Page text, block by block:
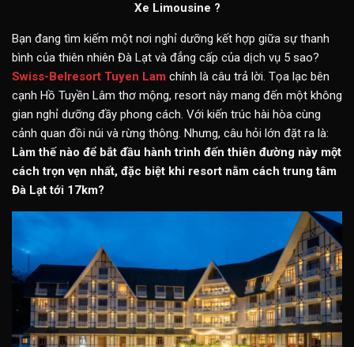
Xe Limousine ?
Bạn đang tìm kiếm một nơi nghỉ dưỡng kết hợp giữa sự thanh
bình của thiên nhiên Đà Lạt và đẳng cấp của dịch vụ 5 sao?
Swiss-Belresort Tuyen Lam chính là câu trả lời. Tọa lạc bên
cạnh Hồ Tuyền Lâm thơ mộng, resort này mang đến một không
gian nghỉ dưỡng đầy phong cách. Với kiến trúc hài hòa cùng
cảnh quan đồi núi và rừng thông. Nhưng, câu hỏi lớn đặt ra là:
Làm thế nào để bắt đầu hành trình đến thiên đường này một
cách trọn vẹn nhất, đặc biệt khi resort nằm cách trung tâm
Đà Lạt tới 17km?